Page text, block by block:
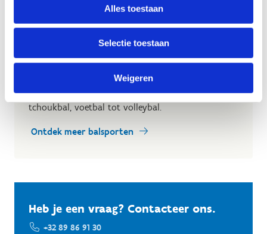
Alles toestaan
Selectie toestaan
Weigeren
Verken onze balsporten
Wij bieden een breed scala aan van balsporten. Van
basketbal, handbal, hockey, korfbal, petanque,
tchoukbal, voetbal tot volleybal.
Ontdek meer balsporten
Heb je een vraag? Contacteer ons.
+32 89 86 91 30